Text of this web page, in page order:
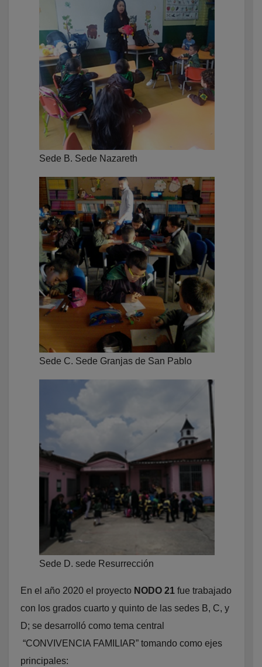
Sede B. Sede Nazareth
Sede C. Sede Granjas de San Pablo
Sede D. sede Resurrección
En el año 2020 el proyecto NODO 21 fue trabajado
con los grados cuarto y quinto de las sedes B, C, y
D; se desarrolló como tema central
“CONVIVENCIA FAMILIAR” tomando como ejes
principales: